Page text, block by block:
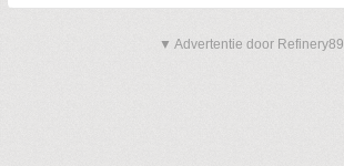
▼ Advertentie door Refinery89